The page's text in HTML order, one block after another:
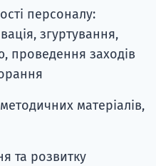
персоналу:
згуртування,
проведення заходів
матеріалів,
та розвитку